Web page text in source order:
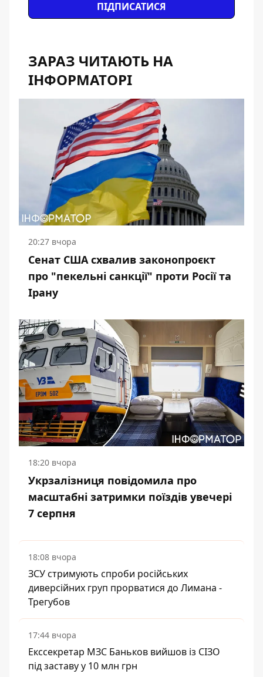
ПІДПИСАТИСЯ
ЗАРАЗ ЧИТАЮТЬ НА
ІНФОРМАТОРІ
20:27 вчора
Сенат США схвалив законопроєкт
про "пекельні санкції" проти Росії та
Ірану
18:20 вчора
Укрзалізниця повідомила про
масштабні затримки поїздів увечері
7 серпня
18:08 вчора
ЗСУ стримують спроби російських
диверсійних груп прорватися до Лимана -
Трегубов
17:44 вчора
Екссекретар МЗС Баньков вийшов із СІЗО
під заставу у 10 млн грн